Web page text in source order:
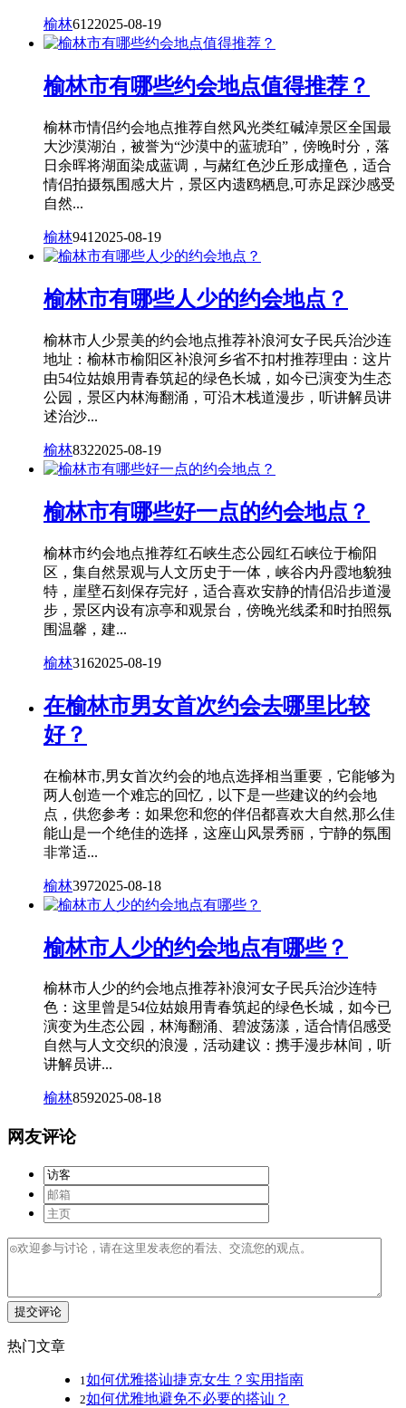
榆林6122025-08-19
榆林市有哪些约会地点值得推荐？
榆林市情侣约会地点推荐自然风光类红碱淖景区全国最
大沙漠湖泊，被誉为“沙漠中的蓝琥珀”，傍晚时分，落
日余晖将湖面染成蓝调，与赭红色沙丘形成撞色，适合
情侣拍摄氛围感大片，景区内遗鸥栖息,可赤足踩沙感受
自然...
榆林941 2025-08-19
榆林市有哪些人少的约会地点？
榆林市人少景美的约会地点推荐补浪河女子民兵治沙连
地址：榆林市榆阳区补浪河乡省不扣村推荐理由：这片
由54位姑娘用青春筑起的绿色长城，如今已演变为生态
公园，景区内林海翻涌，可沿木栈道漫步，听讲解员讲
述治沙...
榆林8322025-08-19
榆林市有哪些好一点的约会地点？
榆林市约会地点推荐红石峡生态公园红石峡位于榆阳
区，集自然景观与人文历史于一体，峡谷内丹霞地貌独
特，崖壁石刻保存完好，适合喜欢安静的情侣沿步道漫
步，景区内设有凉亭和观景台，傍晚光线柔和时拍照氛
围温馨，建...
榆林3162025-08-19
在榆林市男女首次约会去哪里比较
好？
在榆林市,男女首次约会的地点选择相当重要，它能够为
两人创造一个难忘的回忆，以下是一些建议的约会地
点，供您参考：如果您和您的伴侣都喜欢大自然,那么佳
能山是一个绝佳的选择，这座山风景秀丽，宁静的氛围
非常适...
榆林3972025-08-18
榆林市人少的约会地点有哪些？
榆林市人少的约会地点推荐补浪河女子民兵治沙连特
色：这里曾是54位姑娘用青春筑起的绿色长城，如今已
演变为生态公园，林海翻涌、碧波荡漾，适合情侣感受
自然与人文交织的浪漫，活动建议：携手漫步林间，听
讲解员讲...
榆林8592025-08-18
网友评论
提交评论
热门文章
1 如何优雅搭讪捷克女生？实用指南
2如何优雅地避免不必要的搭讪？